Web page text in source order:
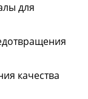
для
качества